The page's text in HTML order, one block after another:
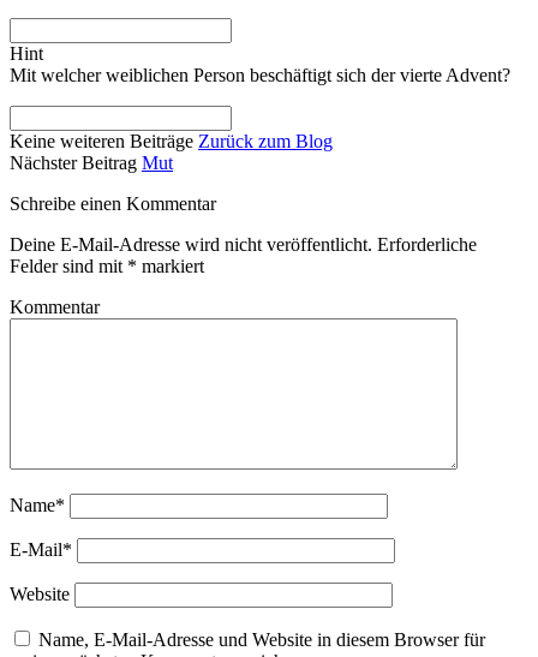
Hint
Mit welcher weiblichen Person beschäftigt sich der vierte Advent?
Keine weiteren Beiträge Zurück zum Blog
Nächster Beitrag Mut
Schreibe einen Kommentar
Deine E-Mail-Adresse wird nicht veröffentlicht. Erforderliche
Felder sind mit * markiert
Kommentar
Name*
E-Mail*
Website
Name, E-Mail-Adresse und Website in diesem Browser für